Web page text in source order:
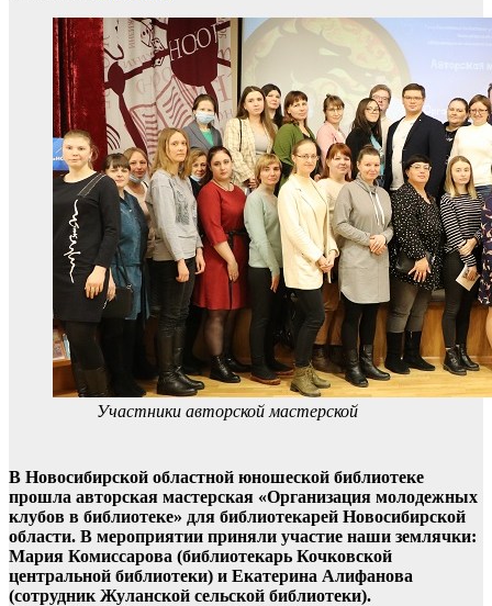
Участники авторской мастерской
В Новосибирской областной юношеской библиотеке
прошла авторская мастерская «Организация молодежных
клубов в библиотеке» для библиотекарей Новосибирской
области. В мероприятии приняли участие наши землячки:
Мария Комиссарова (библиотекарь Кочковской
центральной библиотеки) и Екатерина Алифанова
(сотрудник Жуланской сельской библиотеки).